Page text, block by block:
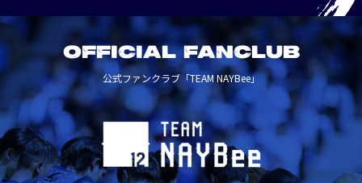
OFFICIAL FANCLUB
公式ファンクラブ「TEAM NAYBee」